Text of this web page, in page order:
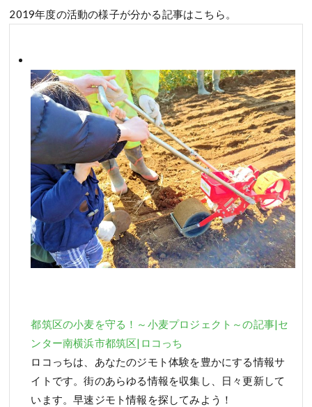
2019年度の活動の様子が分かる記事はこちら。
都筑区の小麦を守る！～小麦プロジェクト～の記事|セ
ンター南横浜市都筑区|ロコっち
ロコっちは、あなたのジモト体験を豊かにする情報サ
イトです。街のあらゆる情報を収集し、日々更新して
います。早速ジモト情報を探してみよう！